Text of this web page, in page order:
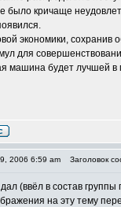
было кричаще
экономики, сохранив
для
машина будет лучшей
2006 6:59 am Заголовок
(ввёл в состав
на эту тему